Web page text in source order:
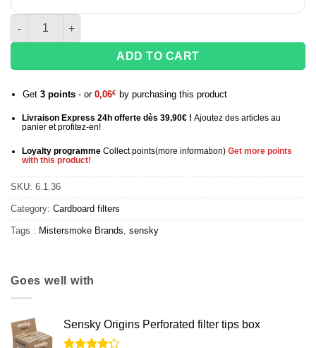
Quantity of Sensky Cardboard Filter
ADD TO CART
Get 3points- or 0,06€ by purchasing this product
Livraison Express 24h offerte dès 39,90€ ! Ajoutez des articles au
panier et profitez-en!
Loyalty programme Collect points(more information) Get more points
with this product!
SKU: 6.1.36
Category: Cardboard filters
Tags : Mistersmoke Brands, sensky
Goes well with
Sensky Origins Perforated filter tips box